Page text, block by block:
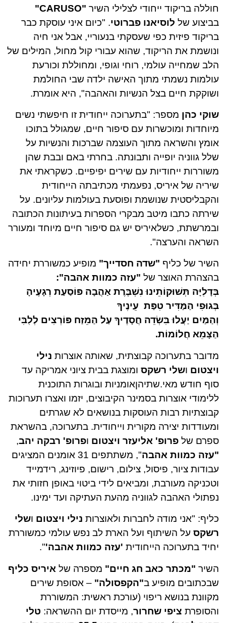
חוללה בריקוד ייחודי לצלילי השיר "CARUSO"
בביצוע של לוסיאנו פברוטי. "כיום איני עוסקת כבר
בריקוד פיזית כפי שעסקתי בנעוריי, אבל אני חיה
ונושמת את הריקוד, שהוא עבורי קול מחול, המילים של
הלב שמחייה עולמי, רוחי וגופי, ומחוללת וכורעת
עולמות נשמתי מתוך האישה ילדה שבי החולמת
ושוקקת חיים בצל הנשיות והאהבה", היא אומרת.
שוקי כהן מספר: "בתערוכה ייחודית זו חיפשתי נשים
מיוחדות ומוכשרות עם סיפור חיים, שמגולל בתוכו
אומץ והשראה מתוך העוצמה שברכות והנשיות על
שלל גווניה יופייה ותבונתה. בחרתי באם ובבת שהן
משוררות ייחודיות עם שירים יפיפיים. כשקראתי את
שיריה של איריס, נפעמתי מכתיבתה הייחודית
והקבליסטית שנושמת ופוסעת בעולמות עליונים. על
שירתה כתבו מיטב מבקרי הספרות בעיתונות הכתובה
ובמרשתת, כשלאיריס יש גם סיפור חיים מיוחד ומעורר
השראה והערצה".
השיר של כליף "שדה חסדייך" מופיע כמשוררת יחידה
בהצהרת האוצר של "עזה כמוות אהבה":
בְּדָלִיָּה תְּשׁוּקוֹתֵינוּ נִשְׁבֶּרֶת אַהֲבָה פּוֹסַעַת רְגָעֶיהָ
בְּגוּפִי הַמַּדִּיר טִפַּת עֵינֶיךָ
וְהַמַּיִם יַעֲלוּ בִּשְׂדֵה חֲסָדֶיךָ עַל הַמֵּזַח פּוֹרְצִים לְלִבִּי
הַצָּמֵא חֲלוֹמוֹת.
מדובר בתערוכה קבוצתית, שאותה אוצרות נילי
ויצטום ושלי רשקס ומוצגת בבית ציוני אמריקה עד
סוף חודש מאי.שתיהןאומניות ובוגרות התוכנית
ללימודי אוצרות בסמינר הקיבוצים, יזמו ואצרו תערוכות
קבוצתיות רבות העוסקות בנושאים לא שגרתים
ומעודדות יצירה מקורית וייחודית. בתערוכה, בהשראת
ספרם של פרופ' אליעזר ויצטום ופרופ' רבקה יהב,
"עזה כמוות אהבה",
משתתפים 31 אומנים המציגים
עבודות ציור, פיסול, צילום, רישום, פיוזינג, רידמייד
וטכניקה מעורבת, ומביאים לידי ביטוי באופן חזותי את
נפתולי האהבה לגווניה מהעת העתיקה ועד ימינו.
כליף: "אני מודה לחברות ולאוצרות נילי ויצטום ושלי
רשקס על השיתוף ועל הארת לב נפש עולמי כמשוררת
יחיד בתערוכה הייחודית 'עזה כמוות אהבה'".
השיר "מכתר כאב חג חיים" מספרה של איריס כליף
שבכתובים מופיע ב"הקפסולה" – אסופת שירים
מקוונת בנושא ריפוי (עורכת ראשית: המשוררת
והסופרת ציפי שחרור, מייסדת יום ההשראה: טלי